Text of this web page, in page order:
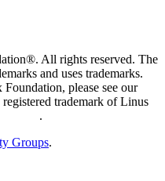
All rights reserved. The
and uses trademarks.
please see our
trademark of Linus
.
Groups.